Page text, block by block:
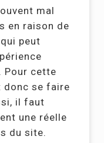
mal
en raison de
peut
Pour cette
donc se faire
il faut
une réelle
du site.